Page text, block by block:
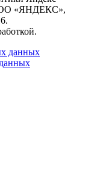
«ЯНДЕКС»,
данных